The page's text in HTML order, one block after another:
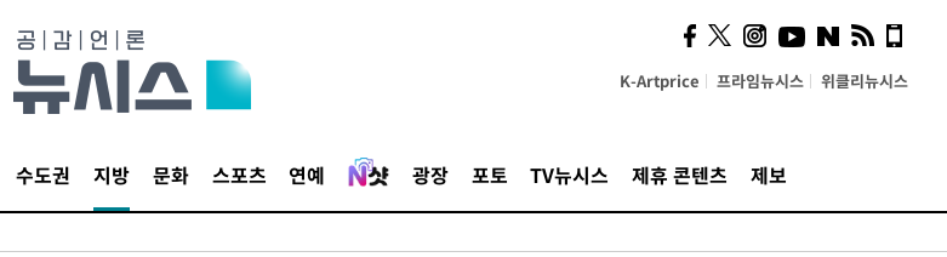
K-Artprice 프라임뉴시스 위클리뉴시스
수도권 지방 문화 스포츠 연예 광장 포토 TV뉴시스 제휴 콘텐츠 제보
사이 해답 찾았죠"…알을
깨고 나온 '초자아'